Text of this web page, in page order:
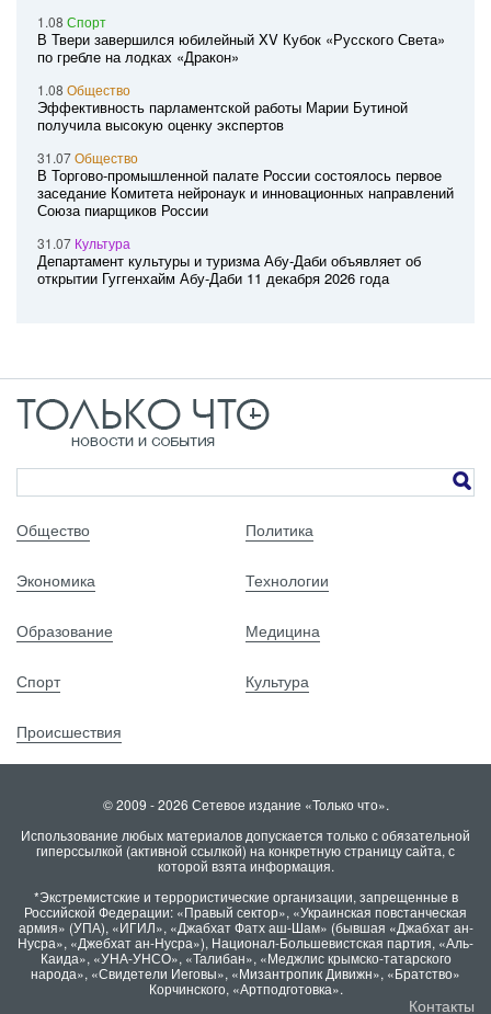
1.08 Спорт
В Твери завершился юбилейный XV Кубок «Русского Света»
по гребле на лодках «Дракон»
1.08 Общество
Эффективность парламентской работы Марии Бутиной
получила высокую оценку экспертов
31.07Общество
В Торгово-промышленной палате России состоялось первое
заседание Комитета нейронаук и инновационных направлений
Союза пиарщиков России
31.07 Культура
Департамент культуры и туризма Абу-Даби объявляет об
открытии Гуггенхайм Абу-Даби 11 декабря 2026 года
Общество Политика
Экономика Технологии
Образование Медицина
Спорт Культура
Происшествия
© 2009 - 2026 Сетевое издание «Только что».
Использование любых материалов допускается только с обязательной
гиперссылкой (активной ссылкой) на конкретную страницу сайта, с
которой взята информация.
*Экстремистские и террористические организации, запрещенные в
Российской Федерации: «Правый сектор», «Украинская повстанческая
армия» (УПА), «ИГИЛ», «Джабхат Фатх аш-Шам» (бывшая «Джабхат ан-
Нусра», «Джебхат ан-Нусра»), Национал-Большевистская партия, «Аль-
Каида», «УНА-УНСО», «Талибан», «Меджлис крымско-татарского
народа», «Свидетели Иеговы», «Мизантропик Дивижн», «Братство»
Корчинского, «Артподготовка».
Контакты